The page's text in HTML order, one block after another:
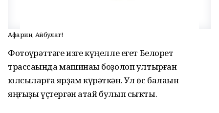
Афарин, Айбулат!
Фотоһүрәттәге изге күңелле егет Белорет
трассаһында машинаһы боҙолоп ултырған
юлсыларға ярҙам күрһәткән. Ул өс балаһын
яңғыҙы үҫтергән атай булып сыҡты.